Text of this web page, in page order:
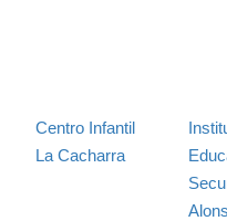
Centro Infantil
La Cacharra